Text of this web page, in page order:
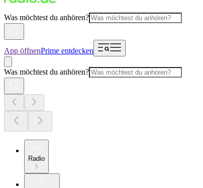
Was möchtest du anhören?
App öffnenPrime entdecken
Was möchtest du anhören?
Radio